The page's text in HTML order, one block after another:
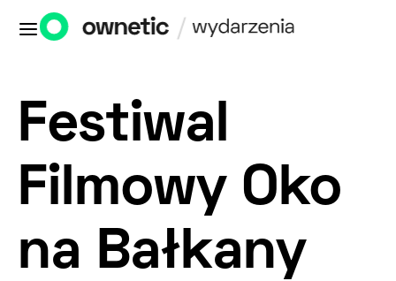
Festiwal
Filmowy Oko
na Bałkany